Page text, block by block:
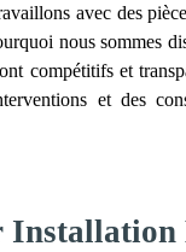
avec des
nous
compétitifs et
et des